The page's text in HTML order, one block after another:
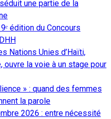
une partie de la
édition du Concours
Nations Unies d’Haïti,
ouvre la voie à un stage pour
» : quand des femmes
la parole
2026 : entre nécessité